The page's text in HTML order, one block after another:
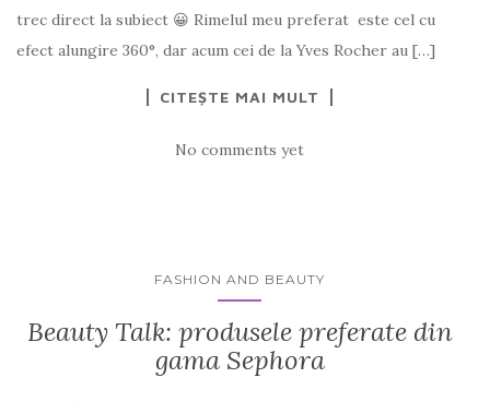
trec direct la subiect 😀 Rimelul meu preferat este cel cu
efect alungire 360°, dar acum cei de la Yves Rocher au […]
CITEȘTE MAI MULT
No comments yet
FASHION AND BEAUTY
Beauty Talk: produsele preferate din
gama Sephora